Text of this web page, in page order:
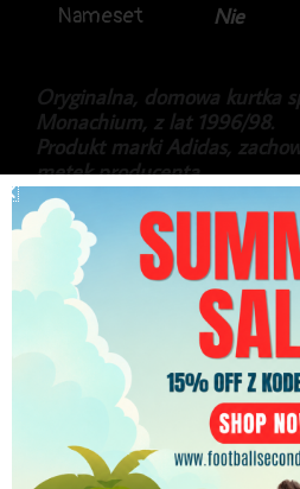
Nameset
Nie
Oryginalna, domowa kurtka
Monachium, z lat 1996/98.
Produkt marki Adidas,
metek producenta.
Kurtka to tzw. Bench Coat,
zawodników rezerwowych
379.99
Najniższa cena w ciągu ostatnich 30 dni: